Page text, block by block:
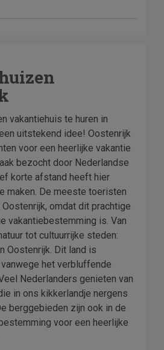
vakantiehuis te huren in
uitstekend idee! Oostenrijk
voor een heerlijke vakantie
bezocht door Nederlandse
korte afstand heeft hier
maken. De meeste toeristen
omdat dit prachtige
vakantiebestemming is. Van
tot cultuurrijke steden:
Oostenrijk. Dit land is
het verbluffende
Nederlanders genieten van
in ons kikkerlandje nergens
berggebieden zijn ook in de
voor een heerlijke